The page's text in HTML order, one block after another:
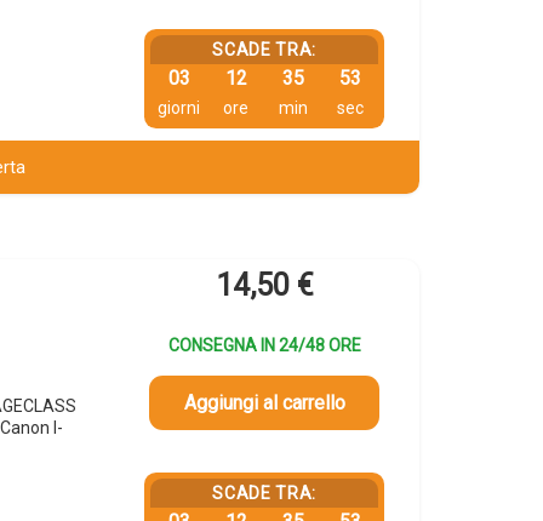
SCADE TRA:
03
giorni
12
ore
35
min
52
sec
I-
14,50 €
CONSEGNA IN 24/48 ORE
Aggiungi al carrello
SCADE TRA: